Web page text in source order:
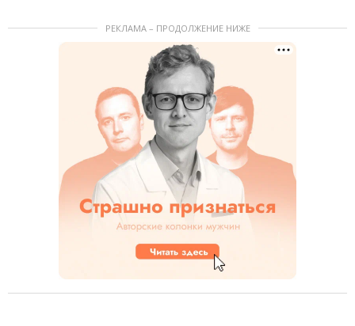
РЕКЛАМА – ПРОДОЛЖЕНИЕ НИЖЕ